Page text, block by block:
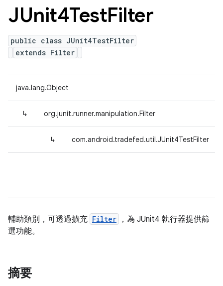
JUnit4TestFilter
public class JUnit4TestFilter
extends Filter
java.lang.Object
↳ org.junit.runner.manipulation.Filter
↳ com.android.tradefed.util.JUnit4TestFilter
輔助類別，可透過擴充 Filter
，為 JUnit4 執行器提供篩
選功能。
摘要